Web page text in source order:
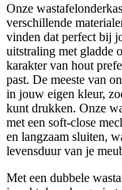
Onze
verschillende
vinden dat perfect bij
uitstraling met gladde
karakter van hout
past. De meeste van
in jouw eigen kleur,
kunt drukken. Onze
met een soft-close
en langzaam sluiten,
levensduur van je
Met een dubbele